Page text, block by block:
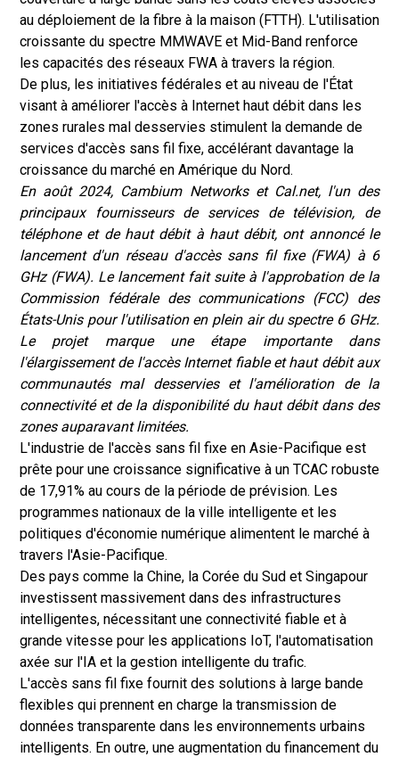
au déploiement de la fibre à la maison (FTTH). L'utilisation
croissante du spectre MMWAVE et Mid-Band renforce
les capacités des réseaux FWA à travers la région.
De plus, les initiatives fédérales et au niveau de l'État
visant à améliorer l'accès à Internet haut débit dans les
zones rurales mal desservies stimulent la demande de
services d'accès sans fil fixe, accélérant davantage la
croissance du marché en Amérique du Nord.
En août 2024, Cambium Networks et Cal.net, l'un des
principaux fournisseurs de services de télévision, de
téléphone et de haut débit à haut débit, ont annoncé le
lancement d'un réseau d'accès sans fil fixe (FWA) à 6
GHz (FWA). Le lancement fait suite à l'approbation de la
Commission fédérale des communications (FCC) des
États-Unis pour l'utilisation en plein air du spectre 6 GHz.
Le projet marque une étape importante dans
l'élargissement de l'accès Internet fiable et haut débit aux
communautés mal desservies et l'amélioration de la
connectivité et de la disponibilité du haut débit dans des
zones auparavant limitées.
L'industrie de l'accès sans fil fixe en Asie-Pacifique est
prête pour une croissance significative à un TCAC robuste
de 17,91% au cours de la période de prévision. Les
programmes nationaux de la ville intelligente et les
politiques d'économie numérique alimentent le marché à
travers l'Asie-Pacifique.
Des pays comme la Chine, la Corée du Sud et Singapour
investissent massivement dans des infrastructures
intelligentes, nécessitant une connectivité fiable et à
grande vitesse pour les applications IoT, l'automatisation
axée sur l'IA et la gestion intelligente du trafic.
L'accès sans fil fixe fournit des solutions à large bande
flexibles qui prennent en charge la transmission de
données transparente dans les environnements urbains
intelligents. En outre, une augmentation du financement du